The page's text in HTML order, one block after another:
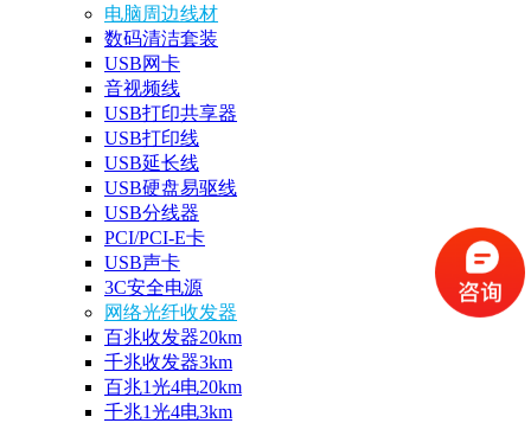
电脑周边线材
数码清洁套装
USB网卡
音视频线
USB打印共享器
USB打印线
USB延长线
USB硬盘易驱线
USB分线器
PCI/PCI-E卡
USB声卡
3C安全电源
网络光纤收发器
百兆收发器20km
千兆收发器3km
百兆1光4电20km
千兆1光4电3km